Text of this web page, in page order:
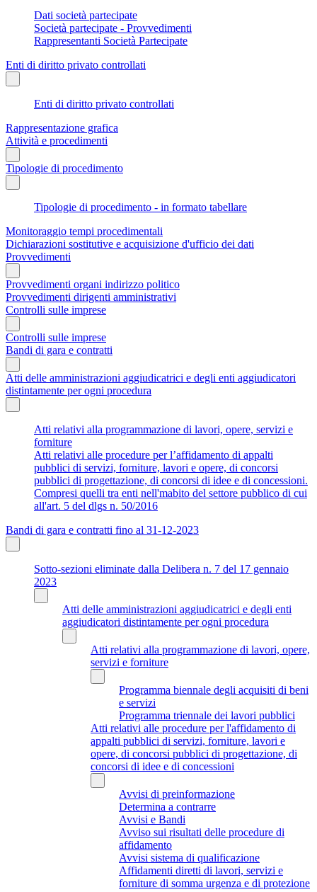
Dati società partecipate
Società partecipate - Provvedimenti
Rappresentanti Società Partecipate
Enti di diritto privato controllati
Enti di diritto privato controllati
Rappresentazione grafica
Attività e procedimenti
Tipologie di procedimento
Tipologie di procedimento - in formato tabellare
Monitoraggio tempi procedimentali
Dichiarazioni sostitutive e acquisizione d'ufficio dei dati
Provvedimenti
Provvedimenti organi indirizzo politico
Provvedimenti dirigenti amministrativi
Controlli sulle imprese
Controlli sulle imprese
Bandi di gara e contratti
Atti delle amministrazioni aggiudicatrici e degli enti aggiudicatori
distintamente per ogni procedura
Atti relativi alla programmazione di lavori, opere, servizi e
forniture
Atti relativi alle procedure per l’affidamento di appalti
pubblici di servizi, forniture, lavori e opere, di concorsi
pubblici di progettazione, di concorsi di idee e di concessioni.
Compresi quelli tra enti nell'mabito del settore pubblico di cui
all'art. 5 del dlgs n. 50/2016
Bandi di gara e contratti fino al 31-12-2023
Sotto-sezioni eliminate dalla Delibera n. 7 del 17 gennaio
2023
Atti delle amministrazioni aggiudicatrici e degli enti
aggiudicatori distintamente per ogni procedura
Atti relativi alla programmazione di lavori, opere,
servizi e forniture
Programma biennale degli acquisiti di beni
e servizi
Programma triennale dei lavori pubblici
Atti relativi alle procedure per l'affidamento di
appalti pubblici di servizi, forniture, lavori e
opere, di concorsi pubblici di progettazione, di
concorsi di idee e di concessioni
Avvisi di preinformazione
Determina a contrarre
Avvisi e Bandi
Avviso sui risultati delle procedure di
affidamento
Avvisi sistema di qualificazione
Affidamenti diretti di lavori, servizi e
forniture di somma urgenza e di protezione